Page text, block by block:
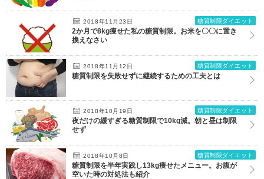
2018年11月23日 糖質制限ダイエット
2か月で8kg痩せた私の糖質制限。お米を〇〇に置き
換えなさい
2018年11月12日 糖質制限ダイエット
糖質制限を失敗せずに継続するための工夫とは
2018年10月19日 糖質制限ダイエット
夜だけの緩すぎる糖質制限で10kg減。朝と昼は制限
せず
2018年10月8日 糖質制限ダイエット
糖質制限を半年実践し13kg痩せたメニュー。お腹が
空いた時の対処法も紹介